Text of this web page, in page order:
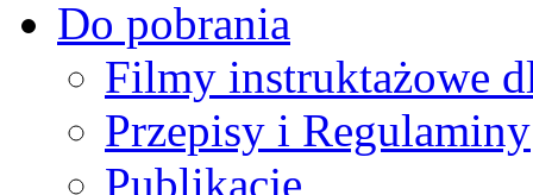
Do pobrania
Filmy instruktażowe
Przepisy i Regulaminy
Publikacje